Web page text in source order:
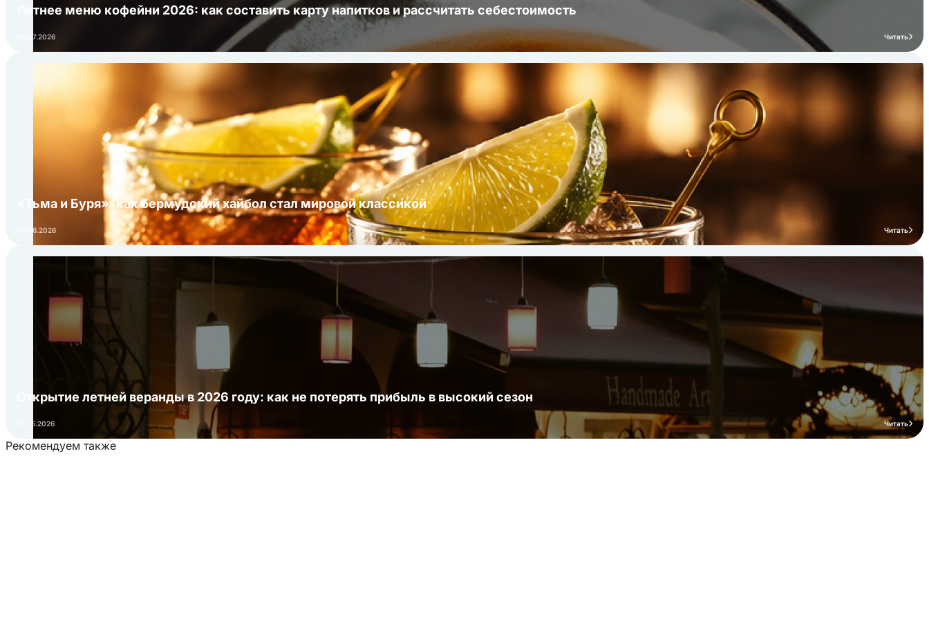
Летнее меню кофейни 2026: как составить карту напитков и рассчитать себестоимость
06.07.2026 Читать
«Тьма и Буря»: как бермудский хайбол стал мировой классикой
09.06.2026 Читать
Открытие летней веранды в 2026 году: как не потерять прибыль в высокий сезон
01.05.2026 Читать
Рекомендуем также